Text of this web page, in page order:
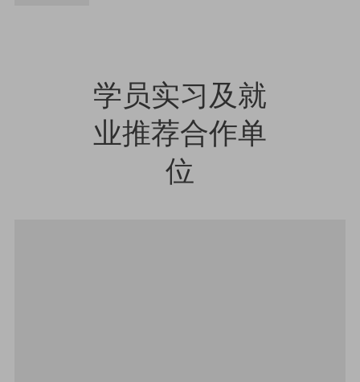
学员实习及就
业推荐合作单
位